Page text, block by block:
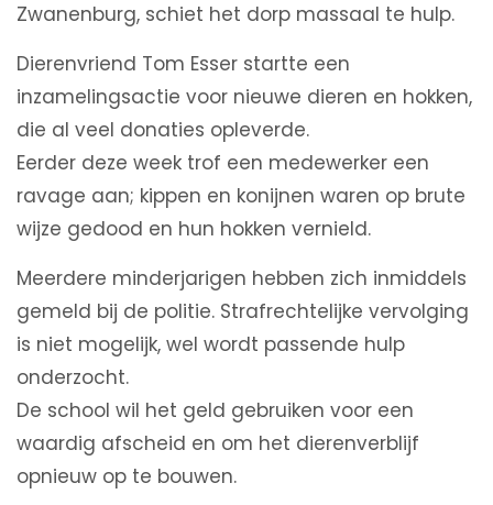
Zwanenburg, schiet het dorp massaal te hulp.
Dierenvriend Tom Esser startte een
inzamelingsactie voor nieuwe dieren en hokken,
die al veel donaties opleverde.
Eerder deze week trof een medewerker een
ravage aan; kippen en konijnen waren op brute
wijze gedood en hun hokken vernield.
Meerdere minderjarigen hebben zich inmiddels
gemeld bij de politie. Strafrechtelijke vervolging
is niet mogelijk, wel wordt passende hulp
onderzocht.
De school wil het geld gebruiken voor een
waardig afscheid en om het dierenverblijf
opnieuw op te bouwen.